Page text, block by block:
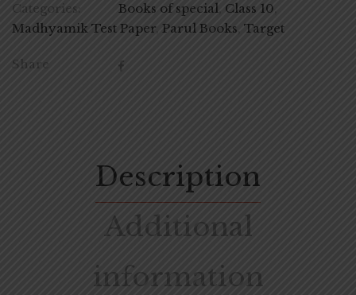
Categories: Books of special, Class 10,
Madhyamik Test Paper, Parul Books Target
Share
Description
Additional
information